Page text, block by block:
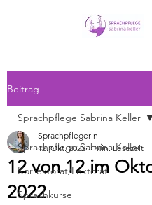
Beitrag
Sprachpflege Sabrina Keller
Korrektorat/Lektorat
Sprachkurse
Sprachpflege Sabrina Keller
12 von 12 im
2022
Sprachpflegerin
12. Okt. 2022 1 Min. Lesezeit